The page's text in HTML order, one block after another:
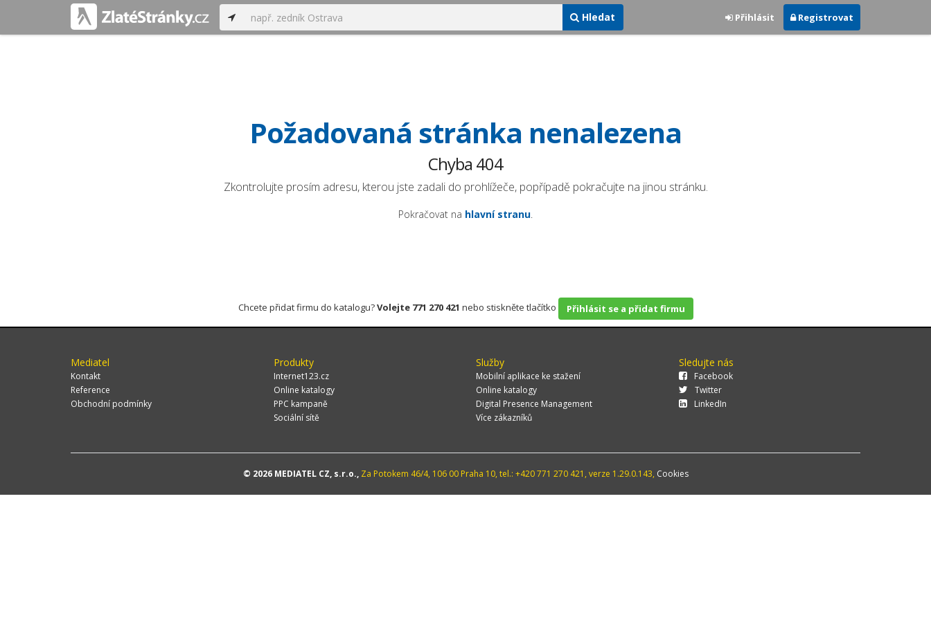
Hledat Přihlásit Registrovat
Požadovaná stránka nenalezena
Chyba 404
Zkontrolujte prosím adresu, kterou jste zadali do prohlížeče, popřípadě pokračujte na jinou stránku.
Pokračovat na hlavní stranu.
Chcete přidat firmu do katalogu?Volejte 771 270 421 nebo stiskněte tlačítko Přihlásit se a přidat firmu
Mediatel
Kontakt
Reference
Obchodní podmínky
Produkty
Internet123.cz
Online katalogy
PPC kampaně
Sociální sítě
Služby
Mobilní aplikace ke stažení
Online katalogy
Digital Presence Management
Více zákazníků
Sledujte nás
Facebook
Twitter
LinkedIn
© 2026 MEDIATEL CZ, s.r.o.,Za Potokem 46/4, 106 00 Praha 10, tel.: +420 771 270 421, verze 1.29.0.143, Cookies